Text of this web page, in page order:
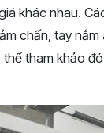
khác nhau.
chấn, tay
tham khảo đó